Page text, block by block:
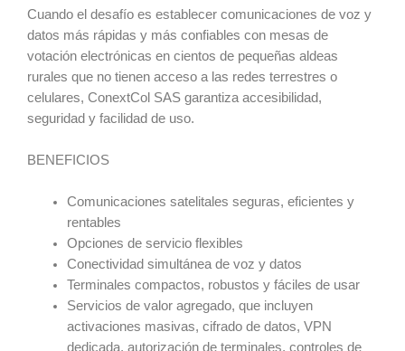
Cuando el desafío es establecer comunicaciones de voz y
datos más rápidas y más confiables con mesas de
votación electrónicas en cientos de pequeñas aldeas
rurales que no tienen acceso a las redes terrestres o
celulares, ConextCol SAS garantiza accesibilidad,
seguridad y facilidad de uso.
BENEFICIOS
Comunicaciones satelitales seguras, eficientes y
rentables
Opciones de servicio flexibles
Conectividad simultánea de voz y datos
Terminales compactos, robustos y fáciles de usar
Servicios de valor agregado, que incluyen
activaciones masivas, cifrado de datos, VPN
dedicada, autorización de terminales, controles de